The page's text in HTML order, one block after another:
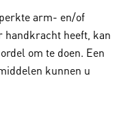
arm- en/of
handkracht heeft, kan
om te doen. Een
kunnen u